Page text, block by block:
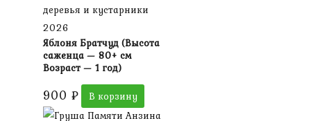
деревья и кустарники
2026
Яблоня Братчуд (Высота
саженца — 80+ см
Возраст — 1 год)
900 ₽ В корзину